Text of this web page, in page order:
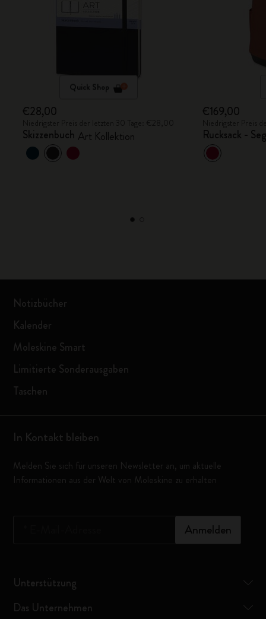
Quick Shop
€28,00
Skizzenbuch Art Kollektion
€169,00
Rucksack -
Notizbücher
Kalender
Moleskine Smart
Limitierte Sonderausgaben
Taschen
In Kontakt bleiben
Melden Sie sich für unseren Newsletter an, um aktuelle
Informationen aus der Welt von Moleskine zu erhalten
Anmelden
Unterstützung
Das Unternehmen